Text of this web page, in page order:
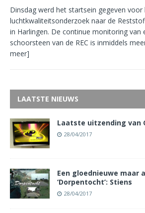
Dinsdag werd het startsein gegeven voor
luchtkwaliteitsonderzoek naar de
in Harlingen. De continue monitoring van
schoorsteen van de REC is inmiddels
meer]
LAATSTE NIEUWS
Laatste uitzending van
28/04/2017
Een gloednieuwe maar
‘Dorpentocht’: Stiens
28/04/2017